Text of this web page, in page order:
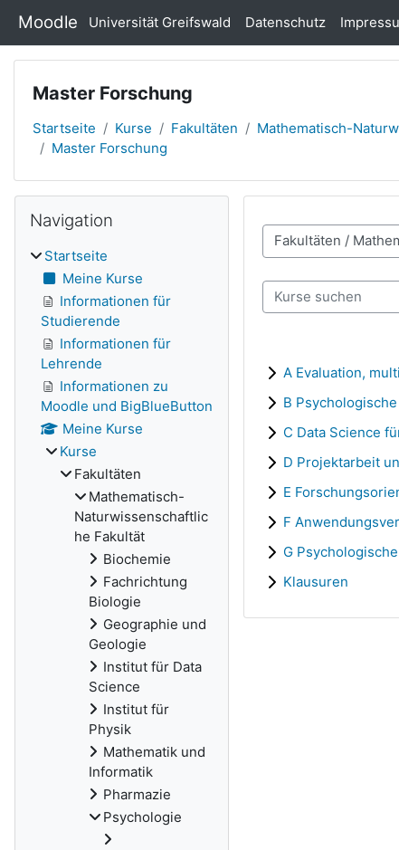
Moodle Universität Greifswald Datenschutz
Master Forschung
Startseite Kurse Fakultäten Mathematisch-
Master Forschung
Kursbereiche
Kurse suchen
A Evaluation,
B
C Data Science
D Projektarbeit
E
F
G
Klausuren
Blöcke
Navigation
Startseite
Meine Kurse
Informationen für
Studierende
Informationen für
Lehrende
Informationen zu
Moodle und BigBlueButton
Meine Kurse
Kurse
Fakultäten
Mathematisch-
Naturwissenschaftlic
he Fakultät
Biochemie
Fachrichtung
Biologie
Geographie und
Geologie
Institut für Data
Science
Institut für
Physik
Mathematik und
Informatik
Pharmazie
Psychologie